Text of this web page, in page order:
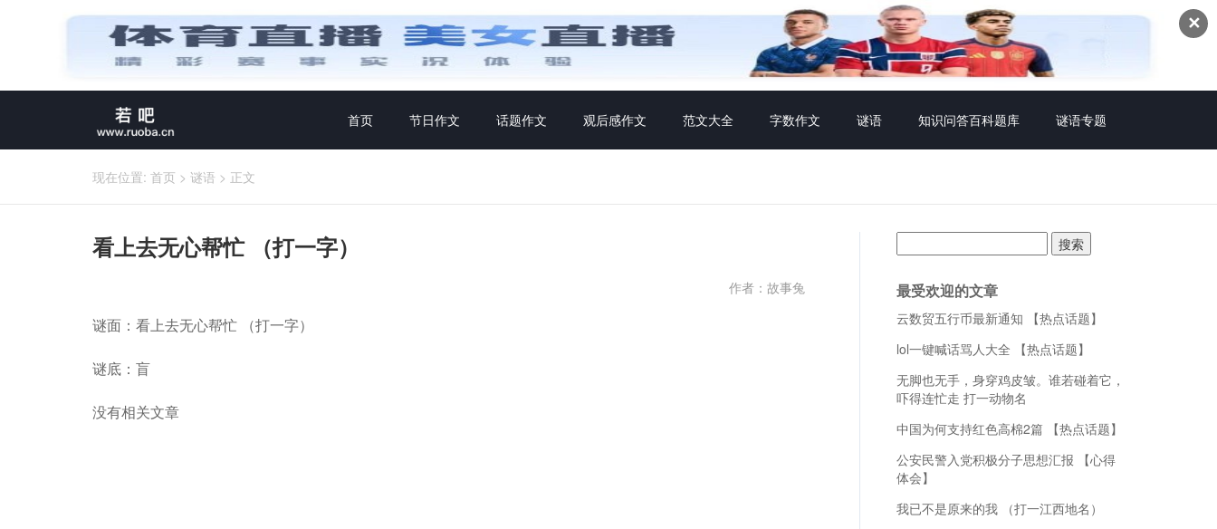
✕
首页 节日作文 话题作文 观后感作文 范文大全 字数作文 谜语 知识问答百科题库 谜语专题
现在位置: 首页 > 谜语 > 正文
看上去无心帮忙 （打一字）
作者：故事兔
谜面：看上去无心帮忙 （打一字）
谜底：盲
没有相关文章
索：
最受欢迎的文章
云数贸五行币最新通知 【热点话题】
lol一键喊话骂人大全 【热点话题】
无脚也无手，身穿鸡皮皱。谁若碰着它，
吓得连忙走 打一动物名
中国为何支持红色高棉2篇 【热点话题】
公安民警入党积极分子思想汇报 【心得
体会】
我已不是原来的我 （打一江西地名）